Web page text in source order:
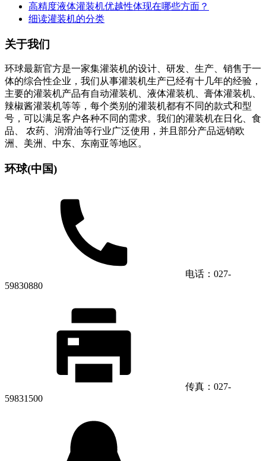
高精度液体灌装机优越性体现在哪些方面？
细读灌装机的分类
关于我们
环球最新官方是一家集灌装机的设计、研发、生产、销售于一
体的综合性企业，我们从事灌装机生产已经有十几年的经验，
主要的灌装机产品有自动灌装机、液体灌装机、膏体灌装机、
辣椒酱灌装机等等，每个类别的灌装机都有不同的款式和型
号，可以满足客户各种不同的需求。我们的灌装机在日化、食
品、 农药、润滑油等行业广泛使用，并且部分产品远销欧
洲、美洲、中东、东南亚等地区。
环球(中国)
电话：027-
59830880
传真：027-
59831500